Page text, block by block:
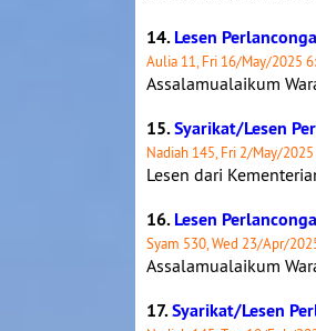
14.Lesen
Aulia 11, Fri 16/May/2025
Assalamualaikum
15.Syarikat/Lesen
Nadiah 145, Fri 2/May/
Lesen dari
16.Lesen
Syam 530, Wed 23/Apr/
Assalamualaikum
17.Syarikat/Lesen